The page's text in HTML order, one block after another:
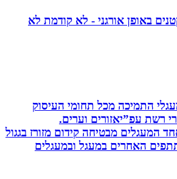
באופן אורגני - לא קודמת לא
התמיכה מכל תחומי העיסוק
עפ”יאזורים וערים.
מבטיחה קידום מזורז בגגול
האחרים במעגל ובמעגלים